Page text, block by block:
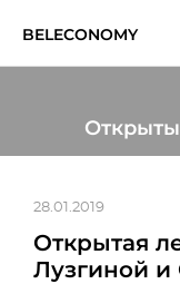
BELECONOMY
28.01.2019
Открытая
Лузгиной и